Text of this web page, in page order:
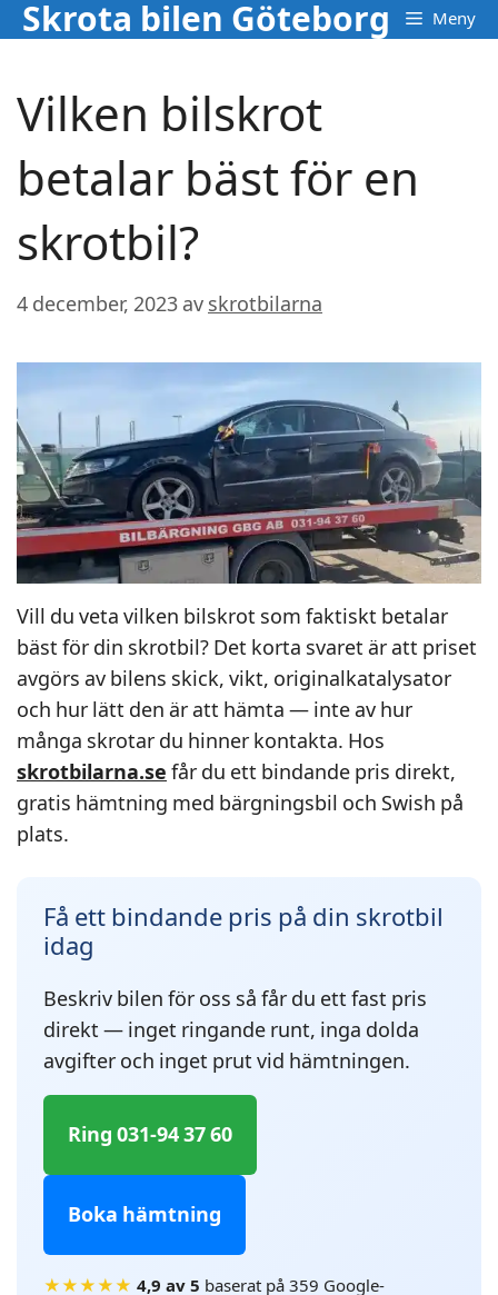
Hoppa
till
Skrota bilen Göteborg Meny
Vilken bilskrot
betalar bäst för en
skrotbil?
4 december, 2023 av skrotbilarna
Vill du veta vilken bilskrot som faktiskt betalar
bäst för din skrotbil? Det korta svaret är att priset
avgörs av bilens skick, vikt, originalkatalysator
och hur lätt den är att hämta — inte av hur
många skrotar du hinner kontakta. Hos
skrotbilarna.se får du ett bindande pris direkt,
gratis hämtning med bärgningsbil och Swish på
plats.
Få ett bindande pris på din skrotbil
idag
Beskriv bilen för oss så får du ett fast pris
direkt — inget ringande runt, inga dolda
avgifter och inget prut vid hämtningen.
Ring 031-94 37 60
Boka hämtning
★★★★★ 4,9 av 5 baserat på 359 Google-